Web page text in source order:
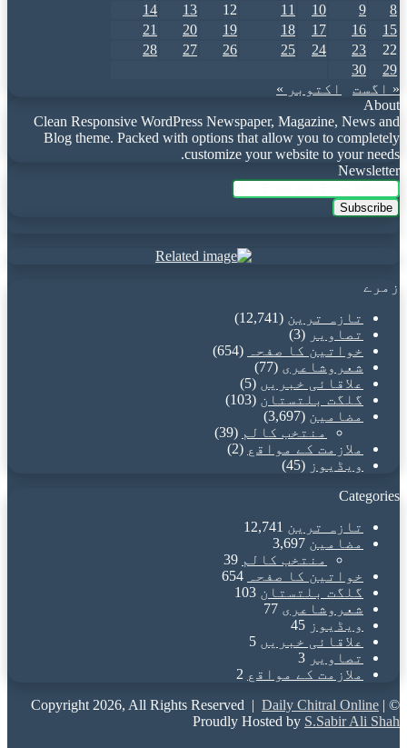
8
9
10
11
12
13
14
15
16
17
18
19
20
21
22
23
24
25
26
27
28
29
30
« اگست
اکتوبر »
About
Clean Responsive WordPress Newspaper, Magazine, News and
Blog theme. Packed with options that allow you to completely
customize your website to your needs.
Newsletter
Enter
your
Email
زمرے
تازہ ترین (12,741)
تصاویر (3)
خواتین کا صفحہ
(654)
شعروشاعری (77)
علاقائی خبریں (5)
گلگت بلتستان (103)
مضامین (3,697)
منتخب کالم (39)
ملازمت کے مواقع (2)
ویڈیوز (45)
Categories
تازہ ترین 12,741
مضامین 3,697
منتخب کالم 39
خواتین کا صفحہ
654
گلگت بلتستان 103
شعروشاعری 77
ویڈیوز 45
علاقائی خبریں 5
تصاویر 3
ملازمت کے مواقع 2
© Copyright 2026, All Rights Reserved |
Daily Chitral Online |
Proudly Hosted by S.Sabir Ali Shah